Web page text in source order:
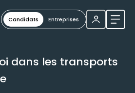
Candidats Entreprises
dans les transports